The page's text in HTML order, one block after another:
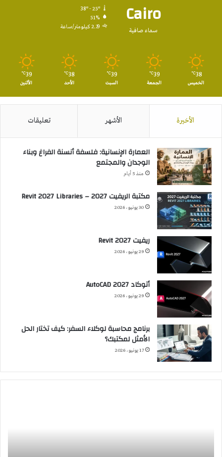
Cairo
سماء صافية
38º - 25º
51%
2.79 كيلومتر/ساعة
38
℃
الخميس
39
℃
الجمعة
39
℃
السبت
38
℃
الأحد
39
℃
الأثنين
الأخيرة الأشهر تعليقات
العمارة الإنسانية: فلسفة أنسنة الفراغ وبناء
الوجدان والمجتمع
منذ 5 أيام
مكتبة الريفيت 2027 – Revit 2027 Libraries
30 يونيو، 2026
ريفيت 2027 Revit
29 يونيو، 2026
أتوكاد 2027 AutoCAD
29 يونيو، 2026
برنامج محاسبة لوكلاء السفر: كيف تختار الحل
الأمثل لمكتبك؟
17 يونيو، 2026